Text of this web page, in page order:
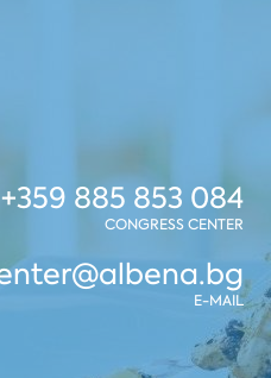
885 853 084
CONGRESS CENTER
E-MAIL